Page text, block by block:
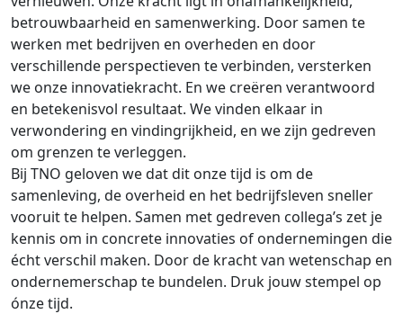
betrouwbaarheid en samenwerking. Door samen te
werken met bedrijven en overheden en door
verschillende perspectieven te verbinden, versterken
we onze innovatiekracht. En we creëren verantwoord
en betekenisvol resultaat. We vinden elkaar in
verwondering en vindingrijkheid, en we zijn gedreven
om grenzen te verleggen.
Bij TNO geloven we dat dit onze tijd is om de
samenleving, de overheid en het bedrijfsleven sneller
vooruit te helpen. Samen met gedreven collega’s zet je
kennis om in concrete innovaties of ondernemingen die
écht verschil maken. Door de kracht van wetenschap en
ondernemerschap te bundelen. Druk jouw stempel op
ónze tijd.